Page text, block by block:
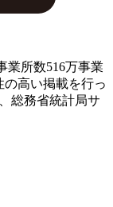
業所数516万事業
の高い掲載を行っ
総務省統計局サ